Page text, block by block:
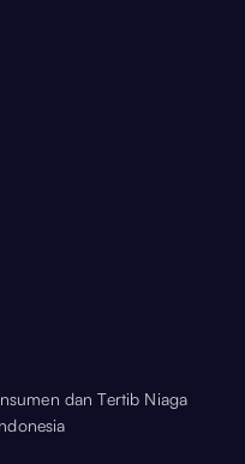
dan Tertib Niaga